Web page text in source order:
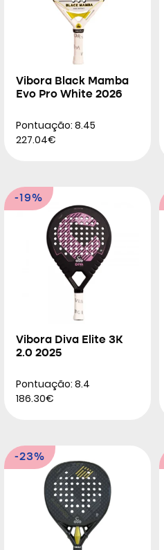
Vibora Black Mamba
Evo Pro White 2026
Pontuação: 8.45
227.04€
-19%
Vibora Diva Elite 3K
2.0 2025
Pontuação: 8.4
186.30€
-23%